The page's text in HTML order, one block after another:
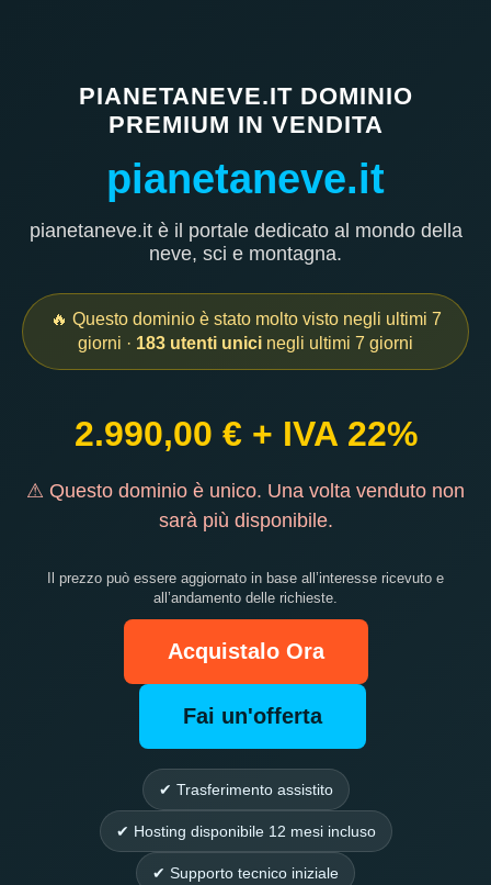
PIANETANEVE.IT DOMINIO
PREMIUM IN VENDITA
pianetaneve.it
pianetaneve.it è il portale dedicato al mondo della
neve, sci e montagna.
🔥 Questo dominio è stato molto visto negli ultimi 7
giorni · 183 utenti unici negli ultimi 7 giorni
2.990,00 € + IVA 22%
⚠ Questo dominio è unico. Una volta venduto non
sarà più disponibile.
Il prezzo può essere aggiornato in base all’interesse ricevuto e
all’andamento delle richieste.
Acquistalo Ora
Fai un'offerta
✔ Trasferimento assistito
✔ Hosting disponibile 12 mesi incluso
✔ Supporto tecnico iniziale